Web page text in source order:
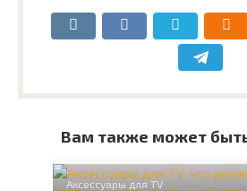
Вам также может
Аксессуары для TV